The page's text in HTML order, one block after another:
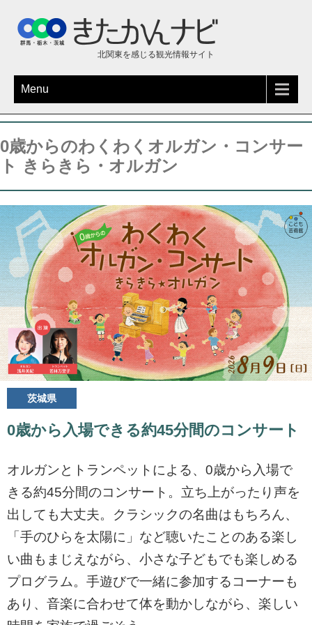
北関東を感じる観光情報サイト
Menu
0歳からのわくわくオルガン・コンサー
ト きらきら・オルガン
茨城県
0歳から入場できる約45分間のコンサート
オルガンとトランペットによる、0歳から入場で
きる約45分間のコンサート。立ち上がったり声を
出しても大丈夫。クラシックの名曲はもちろん、
「手のひらを太陽に」など聴いたことのある楽し
い曲もまじえながら、小さな子どもでも楽しめる
プログラム。手遊びで一緒に参加するコーナーも
あり、音楽に合わせて体を動かしながら、楽しい